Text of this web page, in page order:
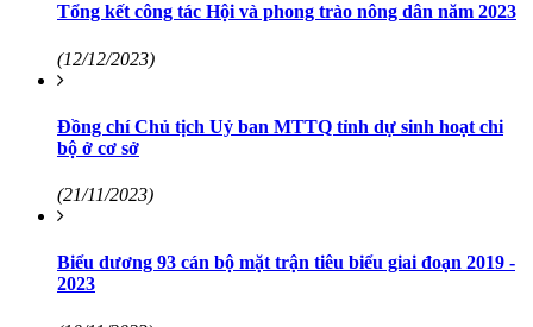
Tổng kết công tác Hội và phong trào nông dân năm 2023
(12/12/2023)
Đồng chí Chủ tịch Uỷ ban MTTQ tỉnh dự sinh hoạt chi
bộ ở cơ sở
(21/11/2023)
Biểu dương 93 cán bộ mặt trận tiêu biểu giai đoạn 2019 -
2023